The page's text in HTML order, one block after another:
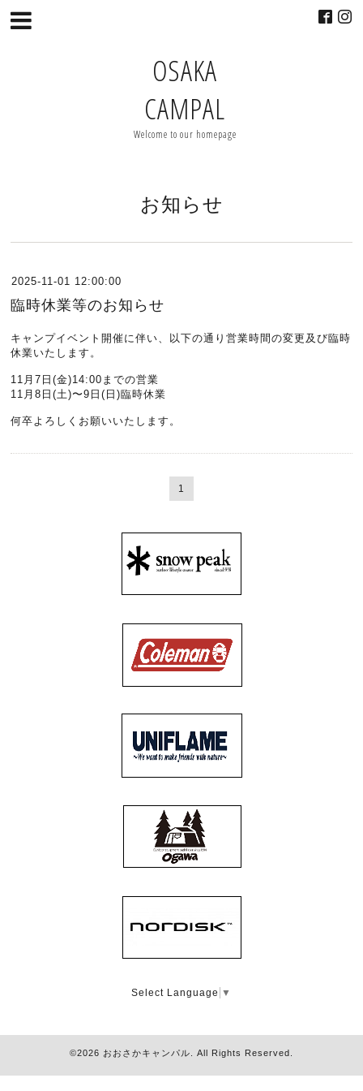
OSAKA
CAMPAL
Welcome to our homepage
お知らせ
2025-11-01 12:00:00
臨時休業等のお知らせ
キャンプイベント開催に伴い、以下の通り営業時間の変更及び臨時
休業いたします。
11月7日(金)14:00までの営業
11月8日(土)〜9日(日)臨時休業
何卒よろしくお願いいたします。
1
Select Language ▼
©2026 おおさかキャンパル . All Rights Reserved.